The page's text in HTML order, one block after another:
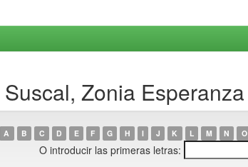
Zonia Esperanza
A B C D E F G H I J K L M N O
O introducir las primeras letras: